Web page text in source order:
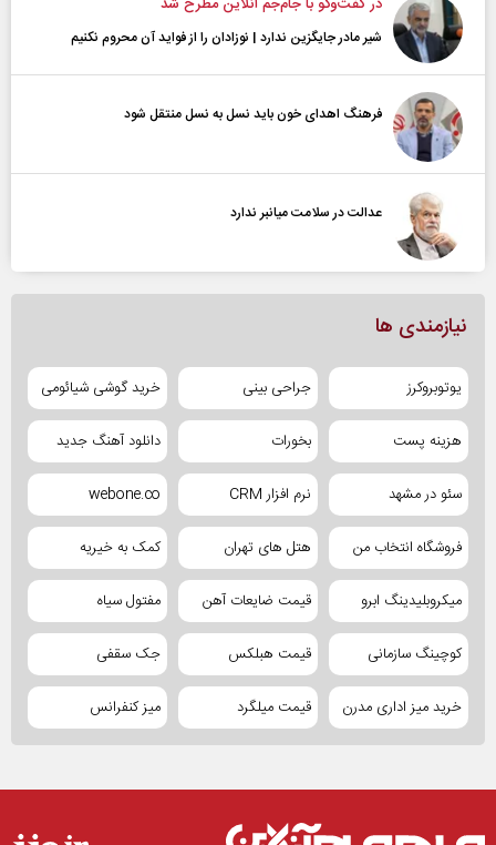
شیر مادر جایگزین ندارد | نوزادان را از فواید آن محروم نکنیم
فرهنگ اهدای خون باید نسل به نسل منتقل شود
عدالت در سلامت میانبر ندارد
نیازمندی ها
یوتوبروکرز جراحی بینی خرید گوشی شیائومی
هزینه پست بخورات دانلود آهنگ جدید
سئو در مشهد نرم افزار CRM webone.co
فروشگاه انتخاب من هتل های تهران کمک به خیریه
میکروبلیدینگ ابرو قیمت ضایعات آهن مفتول سیاه
کوچینگ سازمانی قیمت هبلکس جک سقفی
خرید میز اداری مدرن قیمت میلگرد میز کنفرانس